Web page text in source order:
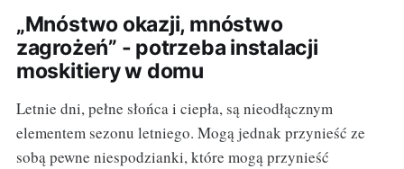
„Mnóstwo okazji, mnóstwo
zagrożeń” - potrzeba instalacji
moskitiery w domu
Letnie dni, pełne słońca i ciepła, są nieodłącznym
elementem sezonu letniego. Mogą jednak przynieść ze
sobą pewne niespodzianki, które mogą przynieść